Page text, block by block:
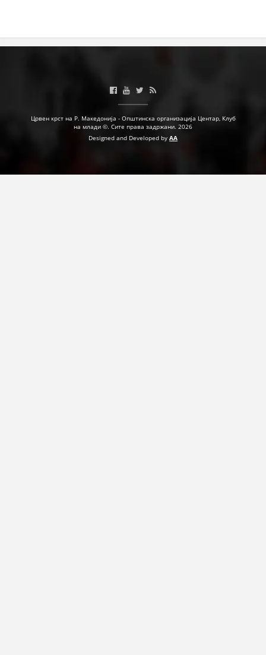
Црвен крст на Р. Македонија - Општинска организација Центар, Клуб
на млади ©. Сите права задржани. 2026
Designed and Developed by AA